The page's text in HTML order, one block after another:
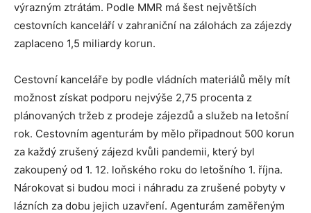
výrazným ztrátám. Podle MMR má šest největších
cestovních kanceláří v zahraniční na zálohách za zájezdy
zaplaceno 1,5 miliardy korun.
Cestovní kanceláře by podle vládních materiálů měly mít
možnost získat podporu nejvýše 2,75 procenta z
plánovaných tržeb z prodeje zájezdů a služeb na letošní
rok. Cestovním agenturám by mělo připadnout 500 korun
za každý zrušený zájezd kvůli pandemii, který byl
zakoupený od 1. 12. loňského roku do letošního 1. října.
Nárokovat si budou moci i náhradu za zrušené pobyty v
lázních za dobu jejich uzavření. Agenturám zaměřeným